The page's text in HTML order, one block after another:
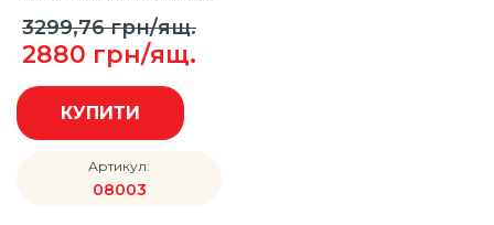
3299,76грн/ящ.
2880 грн/ящ.
КУПИТИ
Артикул:
08003